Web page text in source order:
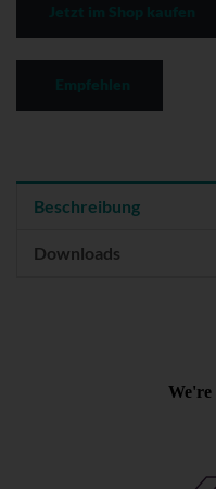
Beschreibung
Downloads